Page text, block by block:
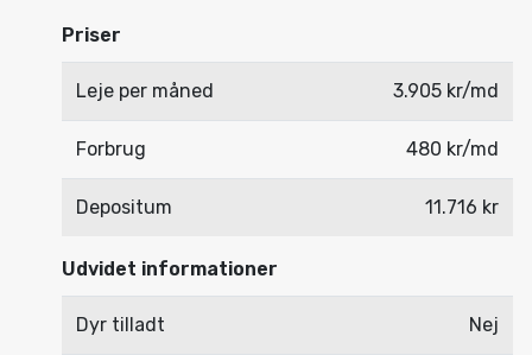
Priser
Leje per måned 3.905 kr/md
Forbrug 480 kr/md
Depositum 11.716 kr
Udvidet informationer
Dyr tilladt Nej